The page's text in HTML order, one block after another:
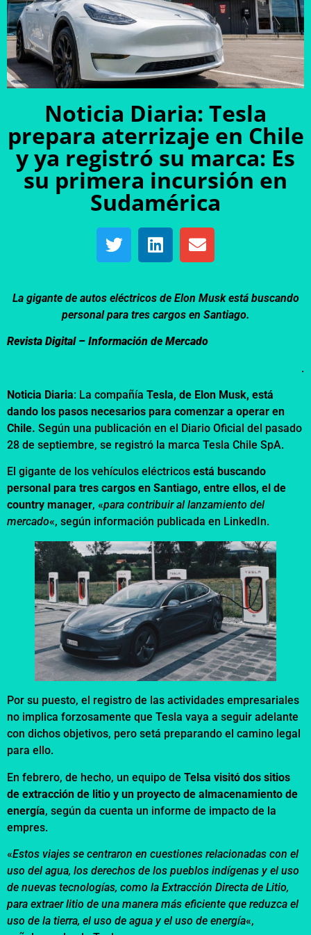
Noticia Diaria: Tesla
prepara aterrizaje en Chile
y ya registró su marca: Es
su primera incursión en
Sudamérica
La gigante de autos eléctricos de Elon Musk está buscando
personal para tres cargos en Santiago.
Revista Digital – Información de Mercado
.
Noticia Diaria: La compañía Tesla, de Elon Musk, está
dando los pasos necesarios para comenzar a operar en
Chile. Según una publicación en el Diario Oficial del pasado
28 de septiembre, se registró la marca Tesla Chile SpA.
El gigante de los vehículos eléctricos está buscando
personal para tres cargos en Santiago, entre ellos, el de
country manager, «para contribuir al lanzamiento del
mercado«, según información publicada en LinkedIn.
Por su puesto, el registro de las actividades empresariales
no implica forzosamente que Tesla vaya a seguir adelante
con dichos objetivos, pero setá preparando el camino legal
para ello.
En febrero, de hecho, un equipo de Telsa visitó dos sitios
de extracción de litio y un proyecto de almacenamiento de
energía, según da cuenta un informe de impacto de la
empres.
«Estos viajes se centraron en cuestiones relacionadas con el
uso del agua, los derechos de los pueblos indígenas y el uso
de nuevas tecnologías, como la Extracción Directa de Litio,
para extraer litio de una manera más eficiente que reduzca el
uso de la tierra, el uso de agua y el uso de energía«,